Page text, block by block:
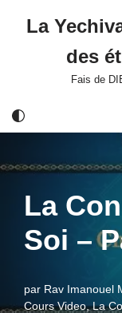
La
des
Fais de
La
Soi –
par Rav Imanouel
Cours Video,La